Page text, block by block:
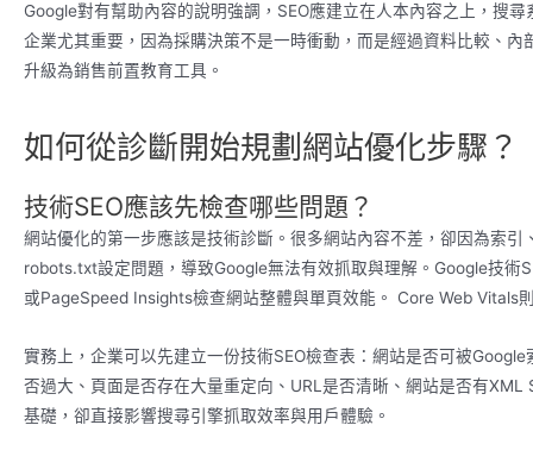
Google對有幫助內容的說明強調，SEO應建立在人本內容之上，搜
企業尤其重要，因為採購決策不是一時衝動，而是經過資料比較、
升級為銷售前置教育工具。
如何從診斷開始規劃網站優化步驟？
技術SEO應該先檢查哪些問題？
網站優化的第一步應該是技術診斷。很多網站內容不差，卻因為索
robots.txt設定問題，導致Google無法有效抓取與理解。Google技
或PageSpeed Insights檢查網站整體與單頁效能。 Core Web Vitals
實務上，企業可以先建立一份技術SEO檢查表：網站是否可被
否過大、頁面是否存在大量重定向、URL是否清晰、網站是否有
基礎，卻直接影響搜尋引擎抓取效率與用戶體驗。